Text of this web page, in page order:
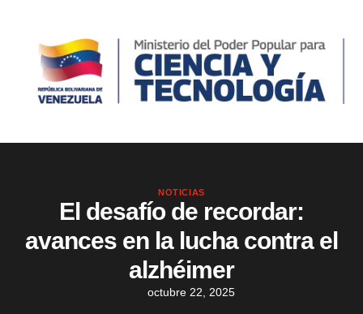
NOTICIAS
El desafío de recordar:
avances en la lucha contra el
alzhéimer
octubre 22, 2025